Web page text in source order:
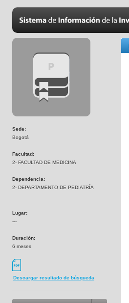
Sede:
Bogotá
Facultad:
2- FACULTAD DE MEDICINA
Dependencia:
2- DEPARTAMENTO DE PEDIATRÍA
Lugar:
---
Duración:
6 meses
Descargar resultado de búsqueda